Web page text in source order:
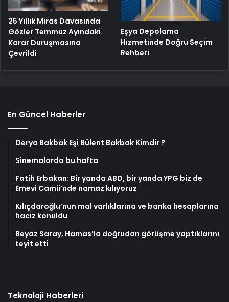
25 Yıllık Miras Davasında
Gözler Temmuz Ayındaki
Karar Duruşmasına
Çevrildi
Eşya Depolama
Hizmetinde Doğru Seçim
Rehberi
En Güncel Haberler
Derya Bakbak Eşi Bülent Bakbak Kimdir ?
Sinemalarda bu hafta
Fatih Erbakan: Bir yanda ABD, bir yanda YPG biz de
Emevi Camii’nde namaz kılıyoruz
Kılıçdaroğlu’nun mal varlıklarına ve banka hesaplarına
haciz konuldu
Beyaz Saray, Hamas’la doğrudan görüşme yaptıklarını
teyit etti
Teknoloji Haberleri